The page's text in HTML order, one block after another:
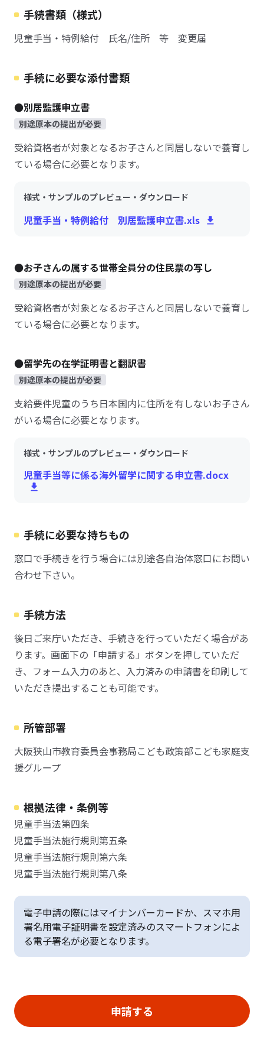
手続書類（様式）
児童手当・特例給付 氏名/住所 等 変更届
手続に必要な添付書類
●別居監護申立書
別途原本の提出が必要
受給資格者が対象となるお子さんと同居しないで養育し
ている場合に必要となります。
様式・サンプルのプレビュー・ダウンロード
児童手当・特例給付 別居監護申立書.xls
●お子さんの属する世帯全員分の住民票の写し
別途原本の提出が必要
受給資格者が対象となるお子さんと同居しないで養育し
ている場合に必要となります。
●留学先の在学証明書と翻訳書
別途原本の提出が必要
支給要件児童のうち日本国内に住所を有しないお子さん
がいる場合に必要となります。
様式・サンプルのプレビュー・ダウンロード
児童手当等に係る海外留学に関する申立書.docx
手続に必要な持ちもの
窓口で手続きを行う場合には別途各自治体窓口にお問い
合わせ下さい。
手続方法
後日ご来庁いただき、手続きを行っていただく場合があ
ります。画面下の「申請する」ボタンを押していただ
き、フォーム入力のあと、入力済みの申請書を印刷して
いただき提出することも可能です。
所管部署
大阪狭山市教育委員会事務局こども政策部こども家庭支
援グループ
根拠法律・条例等
児童手当法第四条
児童手当法施行規則第五条
児童手当法施行規則第六条
児童手当法施行規則第八条
電子申請の際にはマイナンバーカードか、スマホ用
署名用電子証明書を設定済みのスマートフォンによ
る電子署名が必要となります。